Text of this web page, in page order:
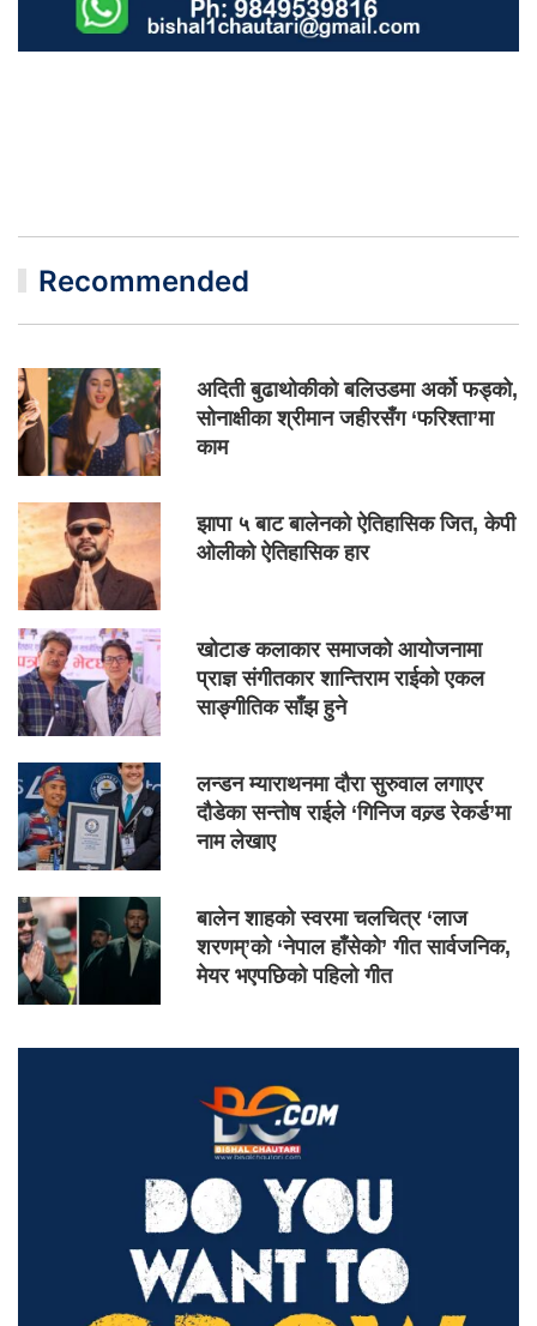
Recommended
अदिती बुढाथोकीको बलिउडमा अर्को फड्को,
सोनाक्षीका श्रीमान जहीरसँग ‘फरिश्ता’मा
काम
झापा ५ बाट बालेनको ऐतिहासिक जित, केपी
ओलीको ऐतिहासिक हार
खोटाङ कलाकार समाजको आयोजनामा
प्राज्ञ संगीतकार शान्तिराम राईको एकल
साङ्गीतिक साँझ हुने
लन्डन म्याराथनमा दौरा सुरुवाल लगाएर
दौडेका सन्तोष राईले ‘गिनिज वल्र्ड रेकर्ड’मा
नाम लेखाए
बालेन शाहको स्वरमा चलचित्र ‘लाज
शरणम्’को ‘नेपाल हाँसेको’ गीत सार्वजनिक,
मेयर भएपछिको पहिलो गीत